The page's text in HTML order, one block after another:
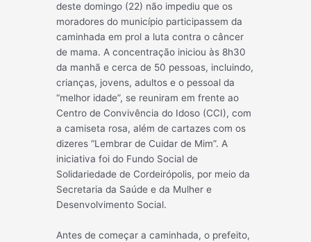
deste domingo (22) não impediu que os
moradores do município participassem da
caminhada em prol a luta contra o câncer
de mama. A concentração iniciou às 8h30
da manhã e cerca de 50 pessoas, incluindo,
crianças, jovens, adultos e o pessoal da
“melhor idade”, se reuniram em frente ao
Centro de Convivência do Idoso (CCI), com
a camiseta rosa, além de cartazes com os
dizeres “Lembrar de Cuidar de Mim”. A
iniciativa foi do Fundo Social de
Solidariedade de Cordeirópolis, por meio da
Secretaria da Saúde e da Mulher e
Desenvolvimento Social.
Antes de começar a caminhada, o prefeito,